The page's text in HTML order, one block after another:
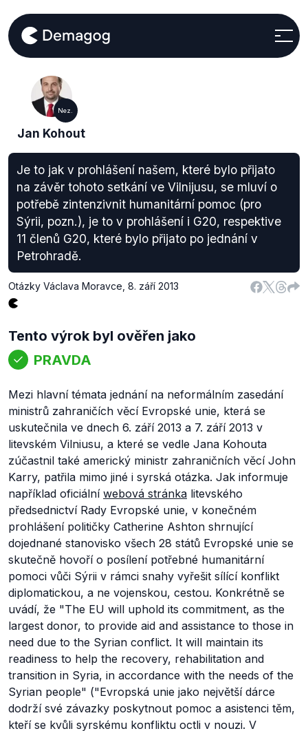
Nez.
Jan Kohout
Je to jak v prohlášení našem, které bylo přijato
na závěr tohoto setkání ve Vilnijusu, se mluví o
potřebě zintenzivnit humanitární pomoc (pro
Sýrii, pozn.), je to v prohlášení i G20, respektive
11 členů G20, které bylo přijato po jednání v
Petrohradě.
Otázky Václava Moravce 8. září 2013
Tento výrok byl ověřen jako
PRAVDA
Mezi hlavní témata jednání na neformálním zasedání
ministrů zahraničích věcí Evropské unie, která se
uskutečnila ve dnech 6. září 2013 a 7. září 2013 v
litevském Vilniusu, a které se vedle Jana Kohouta
zúčastnil také americký ministr zahraničních věcí John
Karry, patřila mimo jiné i syrská otázka. Jak informuje
například oficiální webová stránka litevského
předsednictví Rady Evropské unie, v konečném
prohlášení političky Catherine Ashton shrnující
dojednané stanovisko všech 28 států Evropské unie se
skutečně hovoří o posílení potřebné humanitární
pomoci vůči Sýrii v rámci snahy vyřešit sílící konflikt
diplomatickou, a ne vojenskou, cestou. Konkrétně se
uvádí, že "The EU will uphold its commitment, as the
largest donor, to provide aid and assistance to those in
need due to the Syrian conflict. It will maintain its
readiness to help the recovery, rehabilitation and
transition in Syria, in accordance with the needs of the
Syrian people" ("Evropská unie jako největší dárce
dodrží své závazky poskytnout pomoc a asistenci těm,
kteří se kvůli syrskému konfliktu octli v nouzi. V